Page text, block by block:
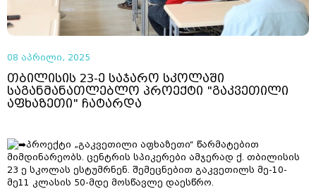
08 აპრილი, 2025
თბილისის 23-ე საჯარო სკოლაში
საგანმანათლებლო პროექტი "გაკვეთილი
აფხაზეთი" ჩატარდა
პროექტი „გაკვეთილი აფხაზეთი“ წარმატებით
მიმდინარეობს. ცენტრის სპიკერები ამჯერად ქ. თბილისის
23 ე სკოლას ესტუმრნენ. შემეცნებით გაკვეთილს მე-10-
მე11 კლასის 50-მდე მოსწავლე დაესწრო.